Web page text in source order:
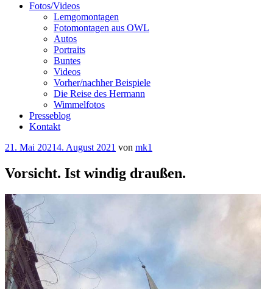
Fotos/Videos
Lemgomontagen
Fotomontagen aus OWL
Autos
Portraits
Buntes
Videos
Vorher/nachher Beispiele
Die Reise des Hermann
Wimmelfotos
Presseblog
Kontakt
Veröffentlicht
21. Mai 20214. August 2021 von mk1
Vorsicht. Ist windig draußen.